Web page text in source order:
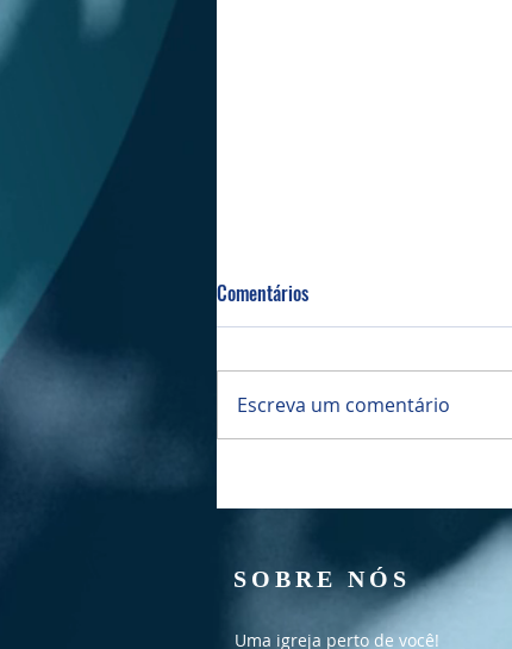
Bazar da PIBI
Comentários
Escreva um comentário
SOBRE NÓS
Uma igreja perto de você!